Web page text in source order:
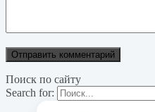
Поиск по сайту
Search for: